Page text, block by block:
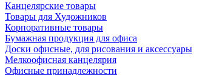
Канцелярские товары
Товары для Художников
Корпоративные товары
Бумажная продукция для офиса
Доски офисные, для рисования и аксессуары
Мелкоофисная канцелярия
Офисные принадлежности